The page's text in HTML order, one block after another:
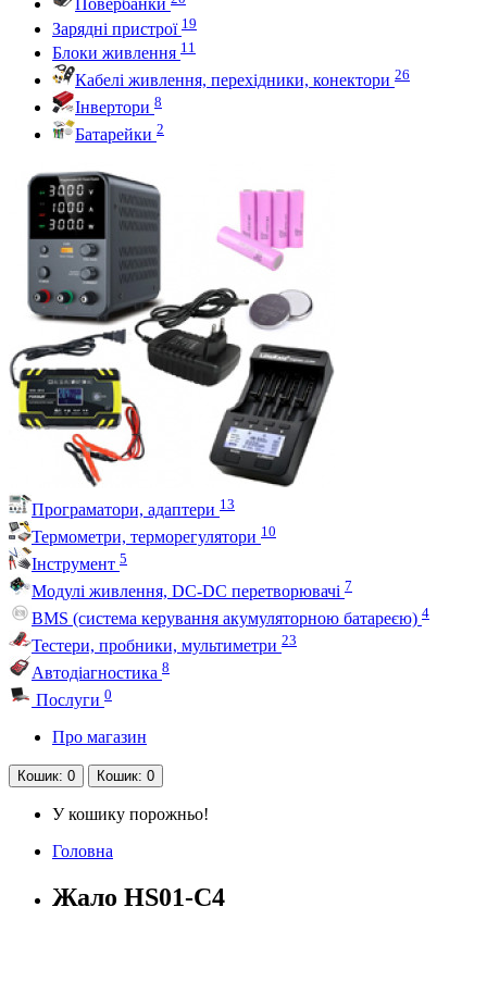
Повербанки
Зарядні пристрої 19
Блоки живлення 11
Кабелі живлення, перехідники, конектори 26
Інвертори 8
Батарейки 2
Програматори, адаптери 13
Термометри, терморегулятори 10
Інструмент 5
Модулі живлення, DC-DC перетворювачі 7
BMS (система керування акумуляторною батареєю) 4
Тестери, пробники, мультиметри 23
Автодіагностика 8
Послуги 0
Про магазин
Кошик: 0 Кошик: 0
У кошику порожньо!
Головна
Жало HS01-C4